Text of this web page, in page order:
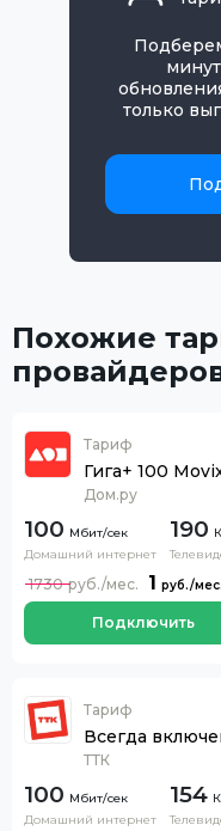
только
Похожие
Тариф
Гига+ 100
Дом.ру
100
Домашний интернет
190
1
1730
Подключить
Тариф
Всегда
ТТК
100
Домашний интернет
154